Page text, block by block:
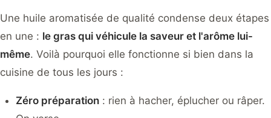
Une huile aromatisée de qualité condense deux étapes
en une : le gras qui véhicule la saveur et l'arôme lui-
même. Voilà pourquoi elle fonctionne si bien dans la
cuisine de tous les jours :
Zéro préparation: rien à hacher, éplucher ou râper.